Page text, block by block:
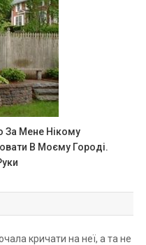
За Мене Нікому
В Моєму Городі.
кричати на неї, а та не